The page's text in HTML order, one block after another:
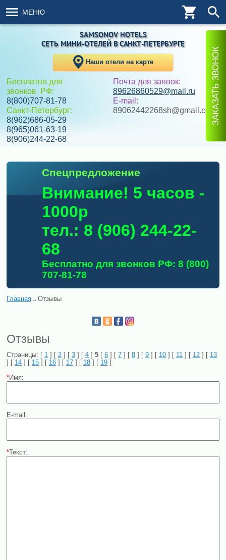
ЗАКАЗАТЬ ЗВОНОК
МЕНЮ
SAMSONOV HOTELS
СЕТЬ МИНИ-ОТЕЛЕЙВ САНКТ-ПЕТЕРБУРГЕ
Наши отели на карте
Бесплатно для
звонков РФ:
8(800)707-81-78
Санкт-Петербург:
8(962)686-05-29
8(965)061-63-19
8(906)244-22-68
Почта для заявок:
89626860529@mail.ru
E-mail:
89062442268sh@gmail.com
Спецпредложение
Внимание! 5 часов -
1000р
тел.: 8 (906) 244-22-
68
Бесплатно для звонков РФ: 8 (800)
707-81-78
Главная→Отзывы
Отзывы
Страницы: [ 1 ] [ 2 ] [ 3 ] [ 4 ] 5 [ 6 ] [ 7 ] [ 8 ] [ 9 ] [ 10 ] [ 11 ] [ 12 ] [ 13
] [ 14 ] [ 15 ] [ 16 ] [ 17 ] [ 18 ] [ 19 ]
*Имя:
E-mail:
*Текст: